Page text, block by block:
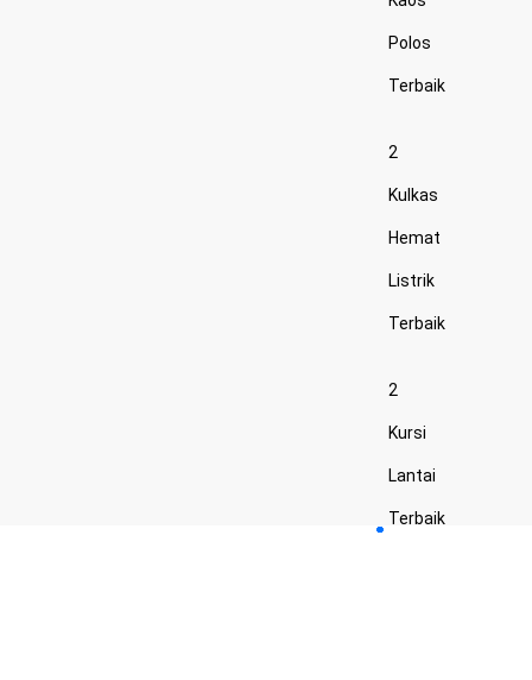
Polos
Terbaik
2
Kulkas
Hemat
Listrik
Terbaik
2
Kursi
Lantai
Terbaik